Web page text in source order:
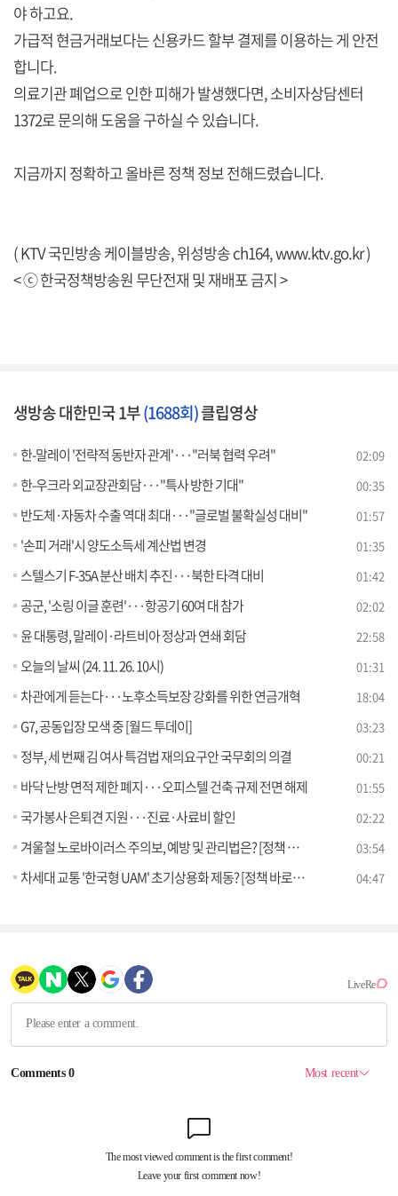
야 하고요.
가급적 현금거래보다는 신용카드 할부 결제를 이용하는 게 안전
합니다.
의료기관 폐업으로 인한 피해가 발생했다면, 소비자상담센터
1372로 문의해 도움을 구하실 수 있습니다.
지금까지 정확하고 올바른 정책 정보 전해드렸습니다.
( KTV 국민방송 케이블방송, 위성방송 ch164,www.ktv.go.kr)
< ⓒ 한국정책방송원 무단전재 및 재배포 금지 >
생방송 대한민국 1부(1688회)클립영상
한-말레이 '전략적 동반자 관계'···"러북 협력 우려" 02:09
한-우크라 외교장관회담···"특사 방한 기대" 00:35
반도체·자동차 수출 역대 최대···"글로벌 불확실성 대비" 01:57
'손피 거래'시 양도소득세 계산법 변경 01:35
스텔스기 F-35A 분산 배치 추진···북한 타격 대비 01:42
공군, '소링 이글 훈련'···항공기 60여 대 참가 02:02
윤 대통령, 말레이·라트비아 정상과 연쇄 회담 22:58
오늘의 날씨 (24. 11. 26. 10시) 01:31
차관에게 듣는다···노후소득보장 강화를 위한 연금개혁 18:04
G7, 공동입장 모색 중 [월드 투데이] 03:23
정부, 세 번째 김 여사 특검법 재의요구안 국무회의 의결 00:21
바닥 난방 면적 제한 폐지···오피스텔 건축 규제 전면 해제 01:55
국가봉사 은퇴견 지원···진료·사료비 할인 02:22
겨울철 노로바이러스 주의보, 예방 및 관리법은? [정책 바로보기] 03:54
차세대 교통 '한국형 UAM' 초기상용화 제동? [정책 바로보기] 04:47